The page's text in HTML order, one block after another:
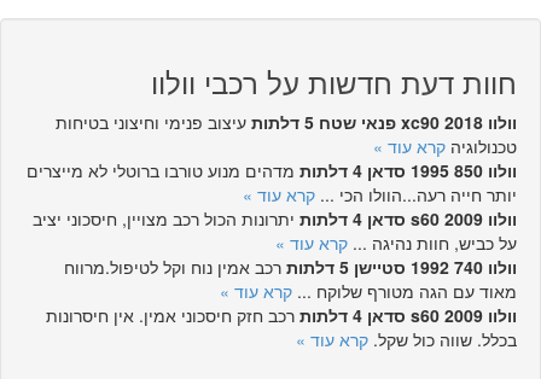
חוות דעת חדשות על רכבי וולוו
וולוו xc90 2018 פנאי שטח 5 דלתות
עיצוב פנימי וחיצוני בטיחות
טכנולוגיהקרא עוד »
וולוו 850 1995 סדאן 4 דלתות
מדהים מנוע טורבו ברוטלי לא מייצרים
יותר חייה רעה...הוולו הכי ... קרא עוד »
וולוו s60 2009 סדאן 4 דלתות
יתרונות הכול רכב מצויין, חיסכוני יציב
על כביש, חוות נהיגה ... קרא עוד »
וולוו 740 1992 סטיישן 5 דלתות
רכב אמין נוח וקל לטיפול.מרווח
מאוד עם הגה מטורף שלוקח ... קרא עוד »
וולוו s60 2009 סדאן 4 דלתות
רכב חזק חיסכוני אמין. אין חיסרונות
בכלל. שווה כול שקל.קרא עוד »